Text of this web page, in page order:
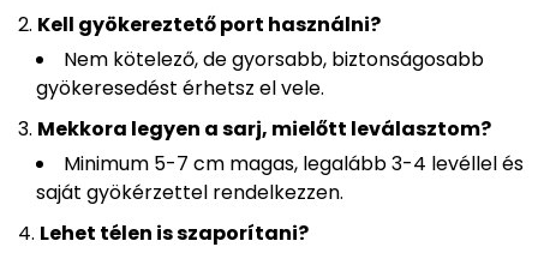
Kell gyökereztető port használni?
Nem kötelező, de gyorsabb, biztonságosabb
gyökeresedést érhetsz el vele.
Mekkora legyen a sarj, mielőtt leválasztom?
Minimum 5-7 cm magas, legalább 3-4 levéllel és
saját gyökérzettel rendelkezzen.
Lehet télen is szaporítani?